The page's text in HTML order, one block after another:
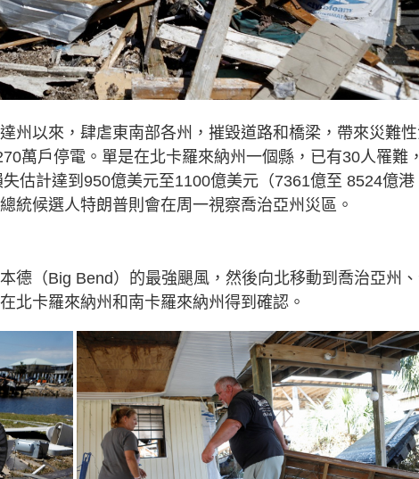
州以來，肆虐東南部各州，摧毀道路和橋梁，帶來災難
萬戶停電。單是在北卡羅來納州一個縣，已有30人罹難
估計達到950億美元至1100億美元（7361億至 8524億港
統候選人特朗普則會在周一視察喬治亞州災區。
德（Big Bend）的最強颶風，然後向北移動到喬治亞州
北卡羅來納州和南卡羅來納州得到確認。